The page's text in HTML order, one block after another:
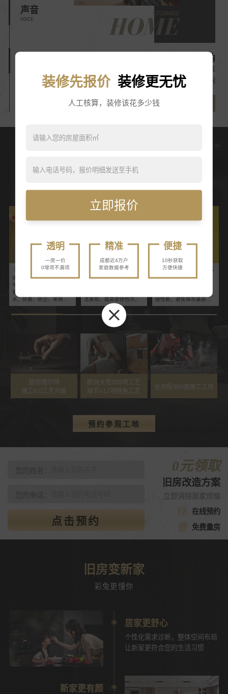
声音
VOICE
LINE
约首席设计师
STORAGE
收纳
合理规划空间，提升空间使用率
解决收纳归整，不浪费每1㎡
预约首席设计师
德国最高标准工艺施工
安全保障把握每一步细节
金色轻钢龙骨吊顶工艺
采用彩兔装饰集团研发组
专业定制金色轻钢龙骨，
重量轻、强度高、适应防
水、防震、防尘、采用专
业连接件，防止吊顶变
形、开裂、蛀虫等现象。
PVC隐形阳护角工艺
专用阳护角条，加固墙角
洁美观，提高装修档次。
墙面防潮防霉抗碱工艺
专用国际品质界面剂，充
接性能，避免抹灰基层空
鼓、脱落、让墙面涂刷更
加均匀持久。
欧标锡尔特
施工6.0工艺升级
欧洲大宅208项工艺
细节+17项特色工艺
全流程380道施工工序
预约参观工地
点击预约
0元领取
旧房改造方案
立即消除居家烦恼
在线预约
免费量房
旧房变新家
彩兔更懂你
居家更舒心
个性化需求诊断，整体空间布局
让新家更符合您的生活习惯
新家更有颜
装修先报价 装修更无忧
人工核算，装修该花多少钱
立即报价
透明
一房一价
0增项不漏项
精准
成都近4万户
家庭数据参考
便捷
10秒获取
方便快捷